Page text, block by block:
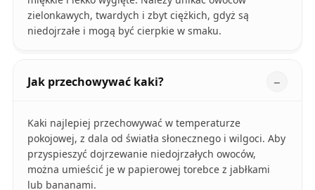
zielonkawych, twardych i zbyt ciężkich, gdyż są
niedojrzałe i mogą być cierpkie w smaku.
Jak przechowywać kaki?
Kaki najlepiej przechowywać w temperaturze
pokojowej, z dala od światła słonecznego i wilgoci. Aby
przyspieszyć dojrzewanie niedojrzałych owoców,
można umieścić je w papierowej torebce z jabłkami
lub bananami.